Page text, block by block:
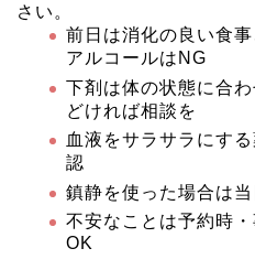
さい。
前日は消化の良い食
アルコールはNG
下剤は体の状態に合
どければ相談を
血液をサラサラにす
認
鎮静を使った場合は
不安なことは予約時
OK